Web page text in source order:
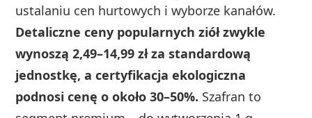
ustalaniu cen hurtowych i wyborze kanałów.
Detaliczne ceny popularnych ziół zwykle
wynoszą 2,49–14,99 zł za standardową
jednostkę, a certyfikacja ekologiczna
podnosi cenę o około 30–50%. Szafran to